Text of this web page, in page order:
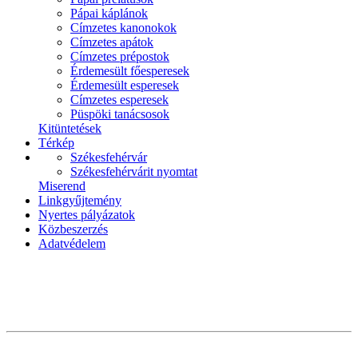
Pápai káplánok
Címzetes kanonokok
Címzetes apátok
Címzetes prépostok
Érdemesült főesperesek
Érdemesült esperesek
Címzetes esperesek
Püspöki tanácsosok
Kitüntetések
Térkép
Székesfehérvár
Székesfehérvárit nyomtat
Miserend
Linkgyűjtemény
Nyertes pályázatok
Közbeszerzés
Adatvédelem